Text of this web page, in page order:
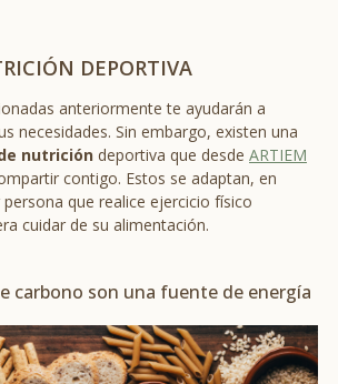
DEPORTIVA
anteriormente te ayudarán a
necesidades. Sin embargo, existen una
nutrición deportiva que desde ARTIEM
contigo. Estos se adaptan, en
que realice ejercicio físico
cuidar de su alimentación.
carbono son una fuente de energía